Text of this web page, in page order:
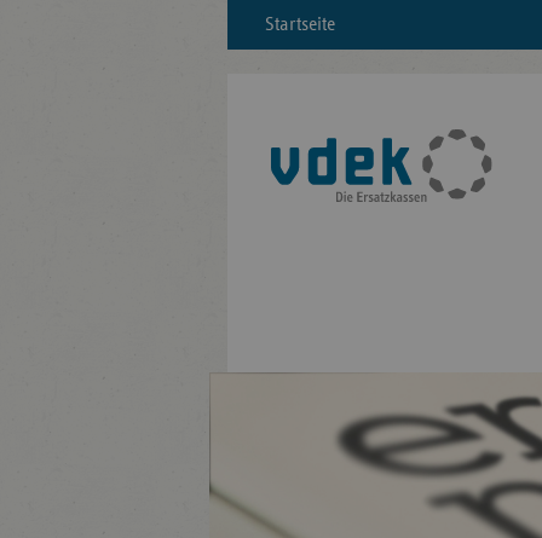
Startseite